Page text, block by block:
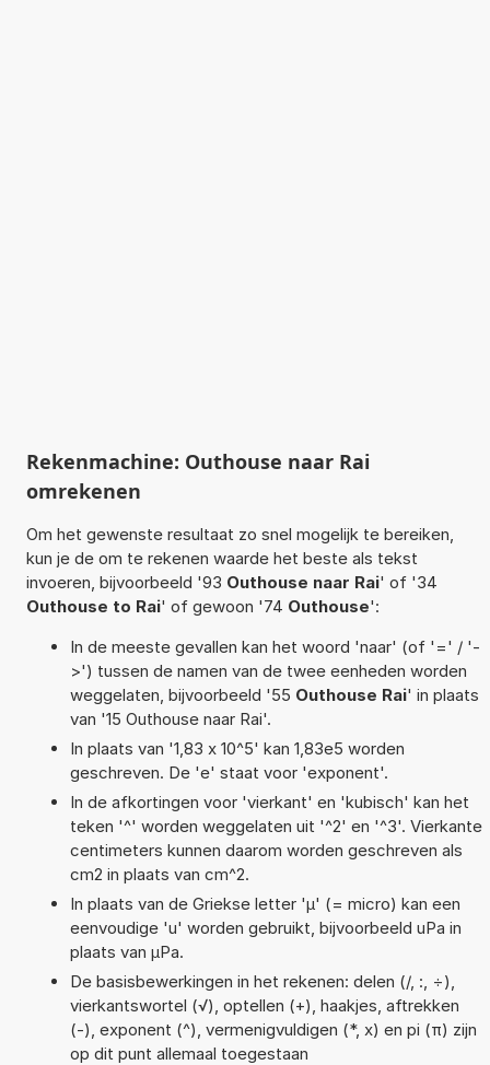
Rekenmachine: Outhouse naar Rai
omrekenen
Om het gewenste resultaat zo snel mogelijk te bereiken,
kun je de om te rekenen waarde het beste als tekst
invoeren, bijvoorbeeld '93 Outhouse naar Rai' of '34
Outhouse to Rai' of gewoon '74 Outhouse':
In de meeste gevallen kan het woord 'naar' (of '=' / '-
>') tussen de namen van de twee eenheden worden
weggelaten, bijvoorbeeld '55 Outhouse Rai' in plaats
van '15 Outhouse naar Rai'.
In plaats van '1,83 x 10^5' kan 1,83e5 worden
geschreven. De 'e' staat voor 'exponent'.
In de afkortingen voor 'vierkant' en 'kubisch' kan het
teken '^' worden weggelaten uit '^2' en '^3'. Vierkante
centimeters kunnen daarom worden geschreven als
cm2 in plaats van cm^2.
In plaats van de Griekse letter 'µ' (= micro) kan een
eenvoudige 'u' worden gebruikt, bijvoorbeeld uPa in
plaats van µPa.
De basisbewerkingen in het rekenen: delen (/, :, ÷),
vierkantswortel (√), optellen (+), haakjes, aftrekken
(-), exponent (^), vermenigvuldigen (*, x) en pi (π) zijn
op dit punt allemaal toegestaan